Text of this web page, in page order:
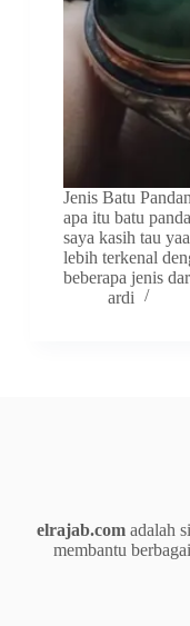
Jenis Batu
apa itu batu
saya kasih tau
lebih terkenal
beberapa jenis
ardi
elrajab.com adalah
membantu